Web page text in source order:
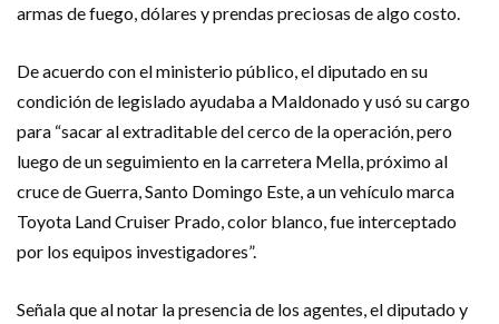
armas de fuego, dólares y prendas preciosas de algo costo.
De acuerdo con el ministerio público, el diputado en su
condición de legislado ayudaba a Maldonado y usó su cargo
para “sacar al extraditable del cerco de la operación, pero
luego de un seguimiento en la carretera Mella, próximo al
cruce de Guerra, Santo Domingo Este, a un vehículo marca
Toyota Land Cruiser Prado, color blanco, fue interceptado
por los equipos investigadores”.
Señala que al notar la presencia de los agentes, el diputado y